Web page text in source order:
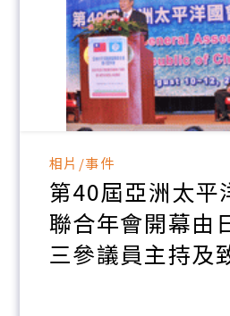
相片/事件
第40屆亞洲太平
聯合年會開幕由
三參議員主持及